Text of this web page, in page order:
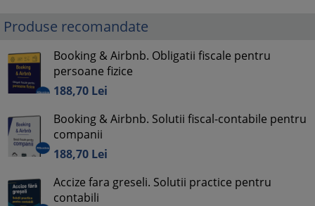
Produse recomandate
Booking & Airbnb. Obligatii fiscale pentru
persoane fizice
188,70 Lei
Booking & Airbnb. Solutii fiscal-contabile pentru
companii
188,70 Lei
Accize fara greseli. Solutii practice pentru
contabili